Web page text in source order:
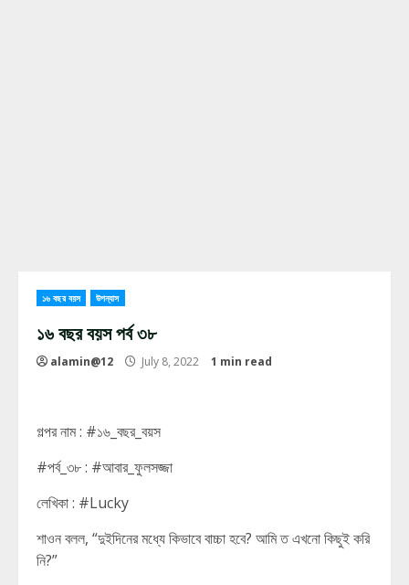
১৬ বছর বয়স উপন্যাস
১৬ বছর বয়স পর্ব ৩৮
alamin@12 July 8, 2022 1 min read
গল্পর নাম : #১৬_বছর_বয়স
#পর্ব_৩৮ : #আবার_ফুলসজ্জা
লেখিকা : #Lucky
শাওন বলল, “দুইদিনের মধ্যে কিভাবে বাচ্চা হবে? আমি ত এখনো কিছুই করি
নি?”